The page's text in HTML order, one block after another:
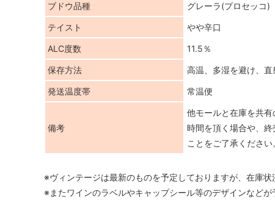
ブドウ品種 グレーラ(プロセッコ)
テイスト やや辛口
ALC度数 11.5％
保存方法 高温、多湿を避け、直
発送温度帯 常温便
備考
他モールと在庫を共
時間を頂く場合や、
ことをご了承ください
※ヴィンテージは最新のものを予定しておりますが、在庫状
※またワインのラベルやキャップシール等のデザインなどが